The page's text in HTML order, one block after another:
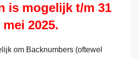
is mogelijk t/m 31
mei 2025.
om Backnumbers (oftewel